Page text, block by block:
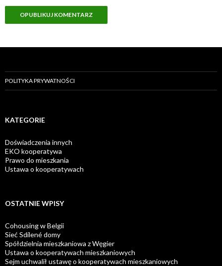
POLITYKA PRYWATNOŚCI
KATEGORIE
Doświadczenia innych
EKO kooperatywa
Prawo do mieszkania
Ustawa o kooperatywach
OSTATNIE WPISY
Cohousing w Belgii
Sieć Sdílené domy
Spółdzielnia mieszkaniowa z Węgier
Ustawa o kooperatywach mieszkaniowych
Sejm uchwalił ustawę o kooperatywach mieszkaniowych